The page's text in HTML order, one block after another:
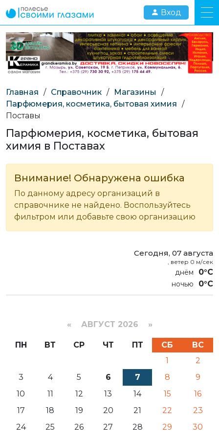
Вход
Главная / Справочник / Магазины
/
Парфюмерия, косметика, бытовая химия /
Поставы
Парфюмерия, косметика, бытовая
химия в Поставах
Внимание! Обнаружена ошибка
По данному адресу организаций в
справочнике не найдено. Воспользуйтесь
фильтром или добавьте свою организацию
Сегодня, 07 августа
, ветер 0 м/сек
0°C
0°C
« АВГУСТ 2026 »
ПН ВТ СР ЧТ ПТ СБ
ВС
1
2
3
4 5 6 7 8
9
10
11 12 13 14 15
16
17
18 19 20 21 22
23
24
25 26 27 28 29 30